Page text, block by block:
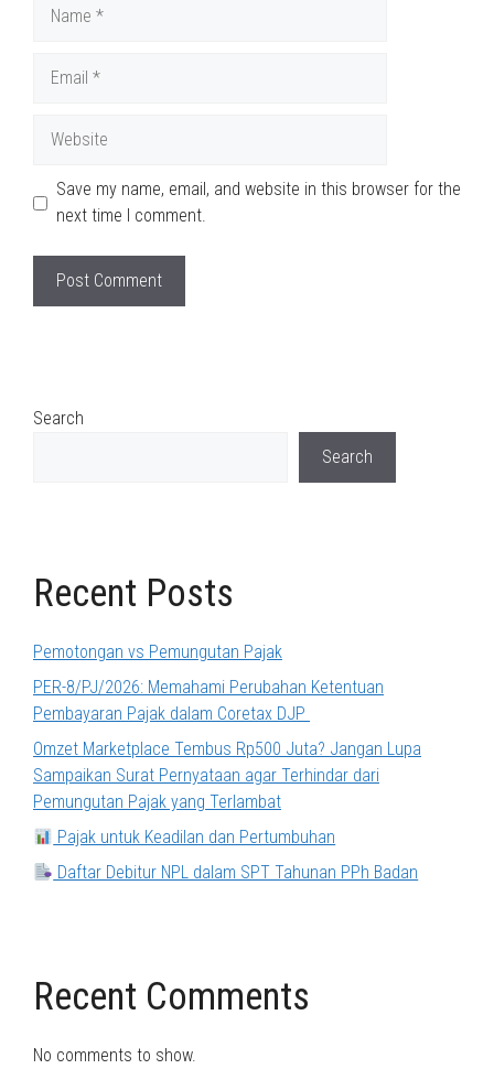
Save my name, email, and website in this browser for the
next time I comment.
Search
Search
Recent Posts
Pemotongan vs Pemungutan Pajak
PER-8/PJ/2026: Memahami Perubahan Ketentuan
Pembayaran Pajak dalam Coretax DJP
Omzet Marketplace Tembus Rp500 Juta? Jangan Lupa
Sampaikan Surat Pernyataan agar Terhindar dari
Pemungutan Pajak yang Terlambat
Pajak untuk Keadilan dan Pertumbuhan
Daftar Debitur NPL dalam SPT Tahunan PPh Badan
Recent Comments
No comments to show.